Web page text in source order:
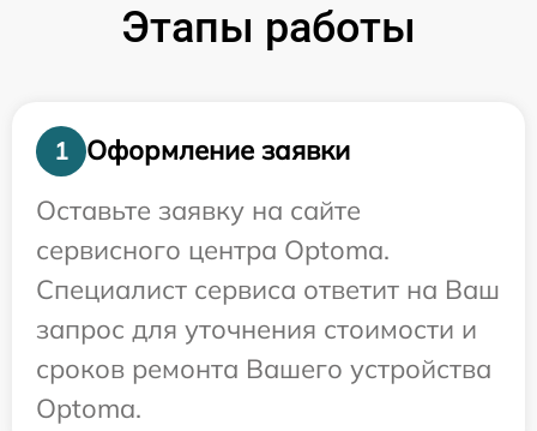
Этапы работы
1
Оформление заявки
Оставьте заявку на сайте
сервисного центра Optoma.
Специалист сервиса ответит на Ваш
запрос для уточнения стоимости и
сроков ремонта Вашего устройства
Optoma.